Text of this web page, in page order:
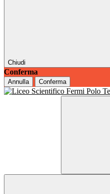
Chiudi
Conferma
Annulla Conferma